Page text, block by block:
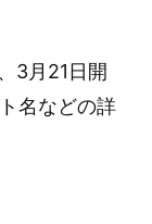
3月21日開
名などの詳